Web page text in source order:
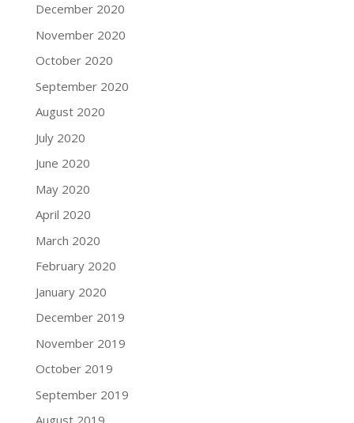
December 2020
November 2020
October 2020
September 2020
August 2020
July 2020
June 2020
May 2020
April 2020
March 2020
February 2020
January 2020
December 2019
November 2019
October 2019
September 2019
August 2019